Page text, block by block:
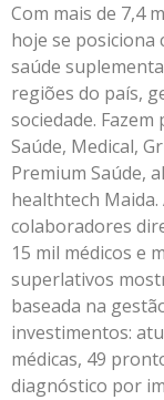
Com mais de 7,4
hoje se posiciona
saúde
regiões do país,
sociedade.
Saúde, Medical,
Premium Saúde,
healthtech Maida.
colaboradores
15 mil médicos e
superlativos
baseada na
investimentos:
médicas, 49
diagnóstico por